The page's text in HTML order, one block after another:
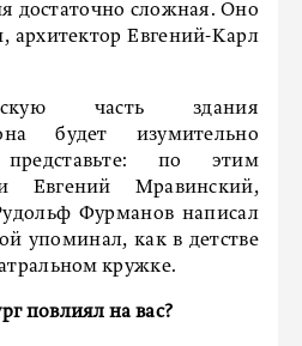
достаточно сложная. Оно
архитектор Евгений-Карл
часть здания
будет изумительно
по этим
Евгений Мравинский,
Фурманов написал
упоминал, как в детстве
кружке.
повлиял на вас?